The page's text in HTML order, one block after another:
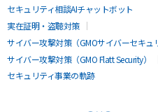
セキュリティ相談AIチャットボット
実在証明・盗聴対策
サイバー攻撃対策（GMOサイバーセキュ
サイバー攻撃対策（GMO Flatt Security）
セキュリティ事業の軌跡